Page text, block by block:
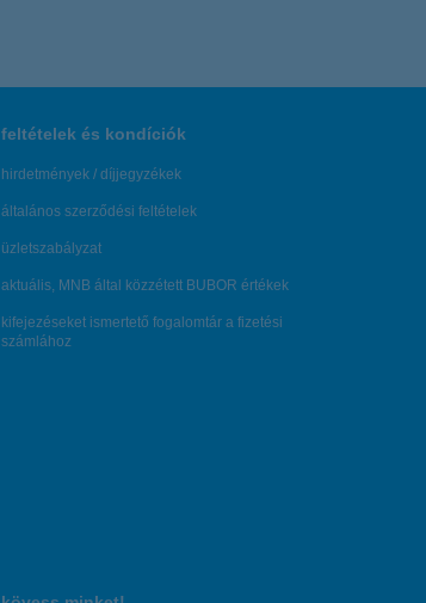
feltételek és kondíciók
hirdetmények / díjjegyzékek
általános szerződési feltételek
üzletszabályzat
aktuális, MNB által közzétett BUBOR értékek
kifejezéseket ismertető fogalomtár a fizetési
számlához